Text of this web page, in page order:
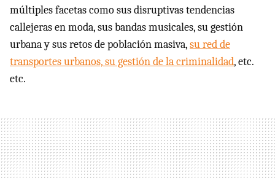
múltiples facetas como sus disruptivas tendencias
callejeras en moda, sus bandas musicales, su gestión
urbana y sus retos de población masiva,su red de
transportes urbanos, su gestión de la criminalidad, etc.
etc.